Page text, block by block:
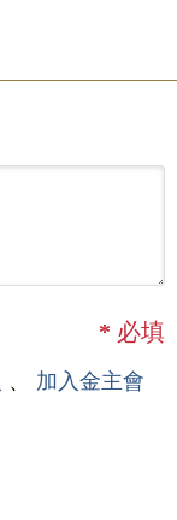
* 必填
、 加入金主會